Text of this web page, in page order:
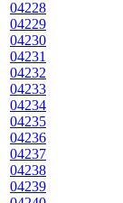
04228
04229
04230
04231
04232
04233
04234
04235
04236
04237
04238
04239